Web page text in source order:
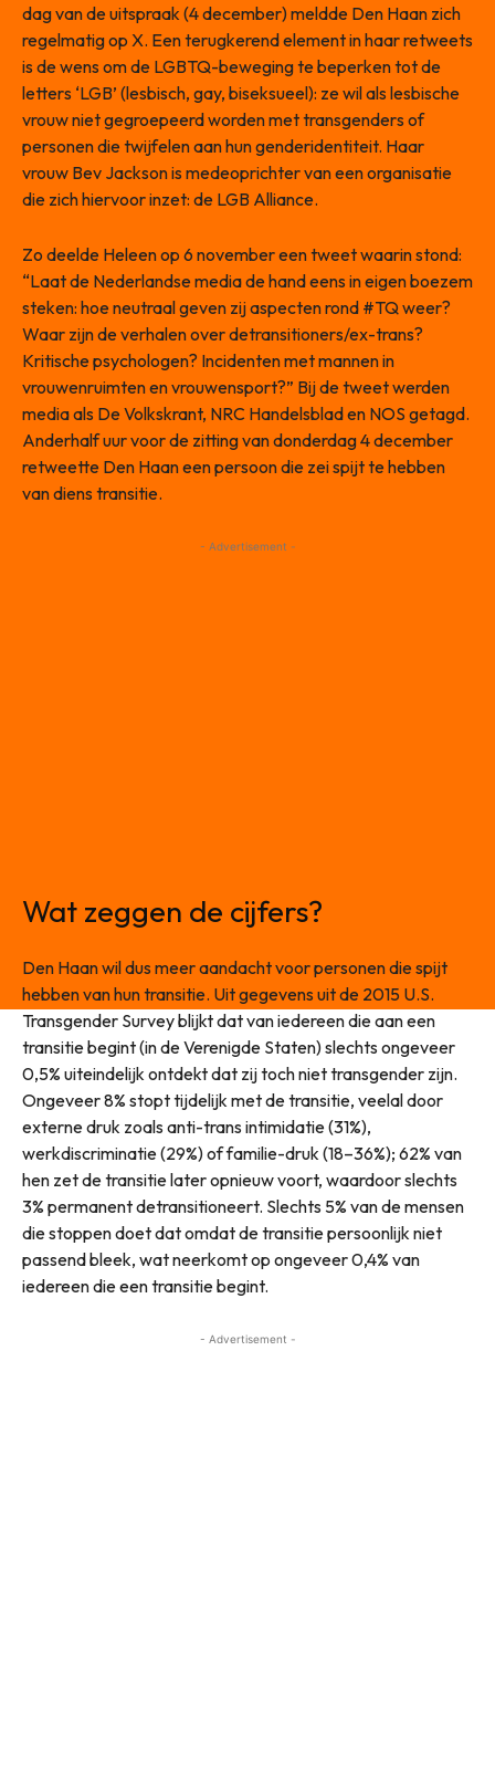
dag van de uitspraak (4 december) meldde Den Haan zich
regelmatig op X. Een terugkerend element in haar retweets
is de wens om de LGBTQ-beweging te beperken tot de
letters ‘LGB’ (lesbisch, gay, biseksueel): ze wil als lesbische
vrouw niet gegroepeerd worden met transgenders of
personen die twijfelen aan hun genderidentiteit. Haar
vrouw Bev Jackson is medeoprichter van een organisatie
die zich hiervoor inzet: de LGB Alliance.
Zo deelde Heleen op 6 november een tweet waarin stond:
“Laat de Nederlandse media de hand eens in eigen boezem
steken: hoe neutraal geven zij aspecten rond #TQ weer?
Waar zijn de verhalen over detransitioners/ex-trans?
Kritische psychologen? Incidenten met mannen in
vrouwenruimten en vrouwensport?” Bij de tweet werden
media als De Volkskrant, NRC Handelsblad en NOS getagd.
Anderhalf uur voor de zitting van donderdag 4 december
retweette Den Haan een persoon die zei spijt te hebben
van diens transitie.
- Advertisement -
Wat zeggen de cijfers?
Den Haan wil dus meer aandacht voor personen die spijt
hebben van hun transitie. Uit gegevens uit de 2015 U.S.
Transgender Survey blijkt dat van iedereen die aan een
transitie begint (in de Verenigde Staten) slechts ongeveer
0,5% uiteindelijk ontdekt dat zij toch niet transgender zijn.
Ongeveer 8% stopt tijdelijk met de transitie, veelal door
externe druk zoals anti-trans intimidatie (31%),
werkdiscriminatie (29%) of familie-druk (18–36%); 62% van
hen zet de transitie later opnieuw voort, waardoor slechts
3% permanent detransitioneert. Slechts 5% van de mensen
die stoppen doet dat omdat de transitie persoonlijk niet
passend bleek, wat neerkomt op ongeveer 0,4% van
iedereen die een transitie begint.
- Advertisement -